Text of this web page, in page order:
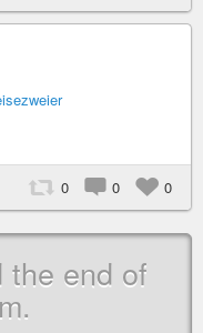
0 0 0
the end of